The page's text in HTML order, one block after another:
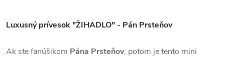
Luxusný prívesok "ŽIHADLO" - Pán Prsteňov
Ak ste fanúšikom Pána Prsteňov, potom je tento mini